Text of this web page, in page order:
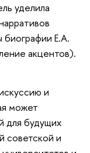
уделила
Е.А.
акцентов).
и
может
для будущих
советской и